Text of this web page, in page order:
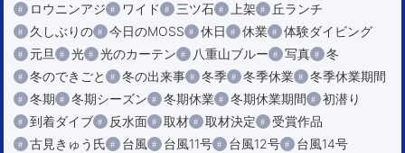
ロウニンアジ
ワイド 三ツ石 上架
丘ランチ
久しぶりの
今日のMOSS 休日 休業
体験ダイビング
元旦
光 光のカーテン 八重山ブルー 写真
冬
冬のできごと
冬の出来事 冬季 冬季休業
冬季休業期間
冬期
冬期シーズン 冬期休業 冬期休業期間
初潜り
到着ダイブ
反水面 取材 取材決定
受賞作品
古見きゅう氏
台風 台風11号 台風12号
台風14号